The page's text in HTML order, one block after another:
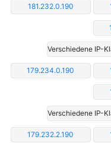
181.232.0.190
Verschiedene IP-
179.234.0.190
Verschiedene IP-
179.232.2.190